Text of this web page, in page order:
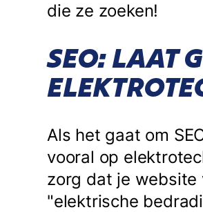
die ze zoeken!
SEO: LAAT
Als het gaat om
vooral op
zorg dat je website
"elektrische